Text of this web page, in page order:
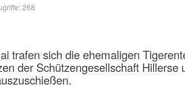
268
trafen sich die ehemaligen
der Schützengesellschaft